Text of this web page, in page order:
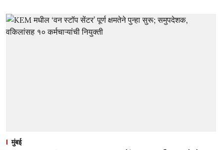
मुंबई